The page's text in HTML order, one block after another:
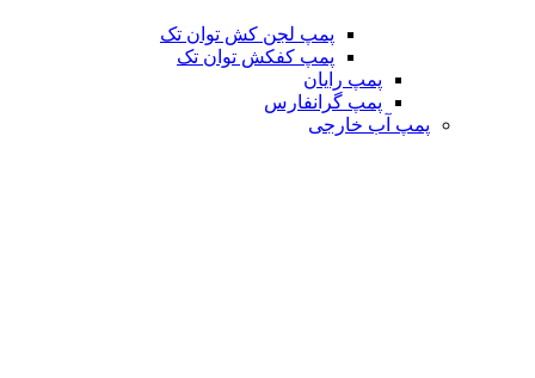
پمپ لجن کش توان تک
پمپ کفکش توان تک
پمپ رایان
پمپ گرانفارس
پمپ آب خارجی